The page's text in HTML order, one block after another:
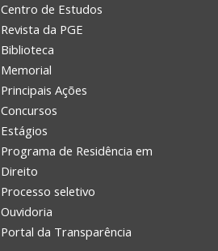
Centro de Estudos
Revista da PGE
Biblioteca
Memorial
Principais Ações
Concursos
Estágios
Programa de Residência em
Direito
Processo seletivo
Ouvidoria
Portal da Transparência